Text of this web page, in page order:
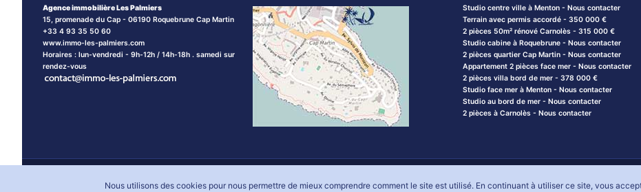
Agence immobilière Les Palmiers
15, promenade du Cap - 06190 Roquebrune Cap Martin
+33 4 93 35 50 60
www.immo-les-palmiers.com
Horaires : lun-vendredi - 9h-12h / 14h-18h . samedi sur
rendez-vous
Studio centre ville à Menton - Nous contacter
Terrain avec permis accordé - 350 000 €
2 pièces 50m² rénové Carnolès - 315 000 €
Studio cabine à Roquebrune - Nous contacter
2 pièces quartier Cap Martin - Nous contacter
Appartement 2 pièces face mer - Nous contacter
2 pièces villa bord de mer - 378 000 €
Studio face mer à Menton - Nous contacter
Studio au bord de mer - Nous contacter
2 pièces à Carnolès - Nous contacter
Création site internet Menton
Nous utilisons des cookies pour nous permettre de mieux comprendre comment le site est utilisé. En continuant à utiliser ce site, vous